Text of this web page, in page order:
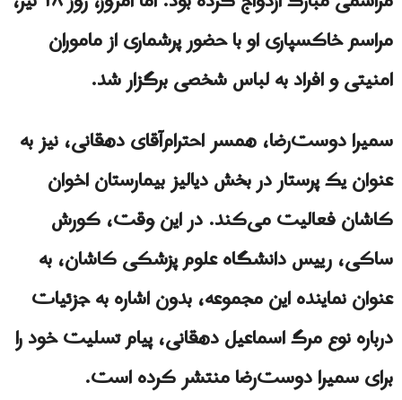
مراسم خاکسپاری او با حضور پرشماری از ماموران
امنیتی و افراد به لباس شخصی برگزار شد.
سمیرا دوست‌رضا، همسر احترام‌آقای دهقانی، نیز به
عنوان یک پرستار در بخش دیالیز بیمارستان اخوان
کاشان فعالیت می‌کند. در این وقت، کورش
ساکی، رییس دانشگاه علوم پزشکی کاشان، به
عنوان نماینده این مجموعه، بدون اشاره به جزئیات
درباره نوع مرگ اسماعیل دهقانی، پیام تسلیت خود را
برای سمیرا دوست‌رضا منتشر کرده است.